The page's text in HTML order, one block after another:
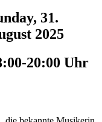
31.
2025
20:00 Uhr